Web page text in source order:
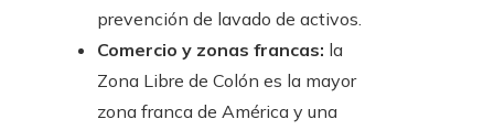
prevención de lavado de activos.
Comercio y zonas francas: la
Zona Libre de Colón es la mayor
zona franca de América y una